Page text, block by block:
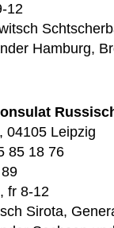
12
Hamburg,
04105 Leipzig
85 18 76
fr 8-12
Sirota,